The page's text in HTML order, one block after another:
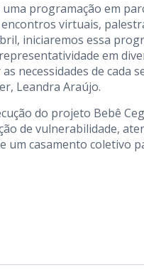
programação em
encontros virtuais,
iniciaremos essa
em
necessidades de cada
Leandra Araújo.
do projeto Bebê
de vulnerabilidade,
um casamento coletivo